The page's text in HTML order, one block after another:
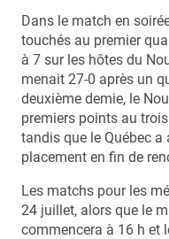
Dans le match en
touchés au premier
à 7 sur les hôtes du
menait 27-0 après un
deuxième demie, le
premiers points au
tandis que le Québec
placement en fin de
Les matchs pour les
24 juillet, alors que le
commencera à 16 h et